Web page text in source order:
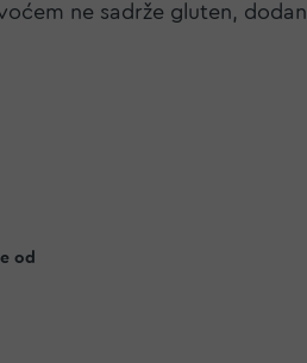
ne sadrže gluten,
od